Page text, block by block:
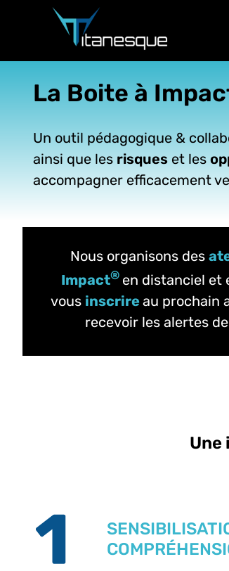
La Boite à
Un outil pédagogique &
ainsi que les risques et les
accompagner efficacement
Nous organisons des
Impact® en distanciel et
vous inscrireau prochain
recevoir les alertes
Une